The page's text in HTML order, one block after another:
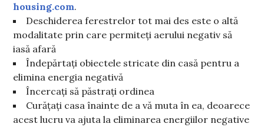
housing.com.
Deschiderea ferestrelor tot mai des este o altă
modalitate prin care permiteți aerului negativ să
iasă afară
Îndepărtați obiectele stricate din casă pentru a
elimina energia negativă
Încercați să păstrați ordinea
Curățați casa înainte de a vă muta în ea, deoarece
acest lucru va ajuta la eliminarea energiilor negative